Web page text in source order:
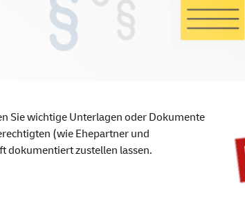
Sie wichtige Unterlagen oder Dokumente
(wie Ehepartner und
dokumentiert zustellen lassen.